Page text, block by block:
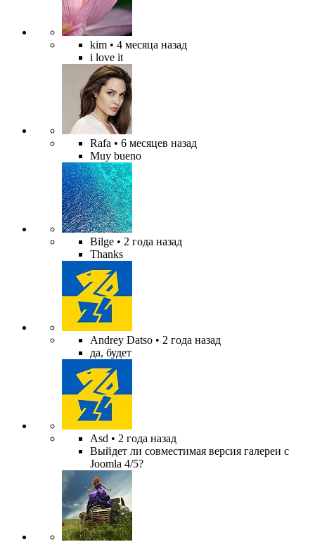
kim • 4 месяца назад
i love it
Rafa • 6 месяцев назад
Muy bueno
Bilge • 2 года назад
Thanks
Andrey Datso • 2 года назад
да, будет
Asd • 2 года назад
Выйдет ли совместимая версия галереи с
Joomla 4/5?